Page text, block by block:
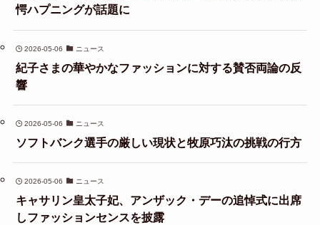
愕ハプニングが話題に
2026-05-06 ニュース
紀子さまの華やかなファッションに対する賛否両論の反
響
2026-05-06 ニュース
ソフトバンク選手の厳しい現状と牧原巧汰の挑戦の行方
2026-05-06 ニュース
キャサリン皇太子妃、アンザック・デーの追悼式に出席
しファッションセンスを披露